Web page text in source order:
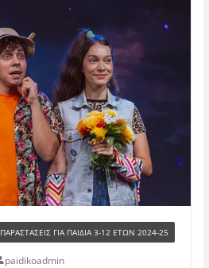
ΠΑΡΑΣΤΆΣΕΙΣ ΓΙΑ ΠΑΙΔΙΆ 3-12 ΕΤΏΝ 2024-25
paidikoadmin